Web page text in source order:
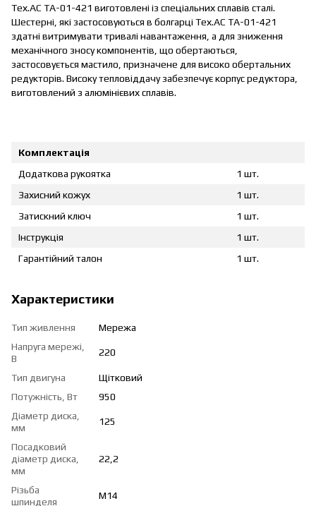
Тех.АС ТА-01-421 виготовлені із спеціальних сплавів сталі.
Шестерні, які застосовуються в болгарці Тех.АС ТА-01-421
здатні витримувати тривалі навантаження, а для зниження
механічного зносу компонентів, що обертаються,
застосовується мастило, призначене для високо обертальних
редукторів. Високу тепловіддачу забезпечує корпус редуктора,
виготовлений з алюмінієвих сплавів.
Комплектація
Додаткова рукоятка
1 шт.
Захисний кожух
1 шт.
Затискний ключ
1 шт.
Інструкція
1 шт.
Гарантійний талон
1 шт.
Характеристики
Тип живлення
Мережа
Напруга мережі,
В
220
Тип двигуна
Щітковий
Потужність, Вт
950
Діаметр диска,
мм
125
Посадковий
діаметр диска,
мм
22,2
Різьба
шпинделя
М14